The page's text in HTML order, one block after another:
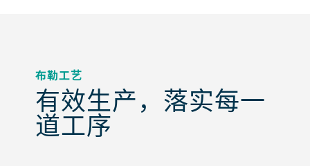
布勒工艺
有效生产，落实每一
道工序